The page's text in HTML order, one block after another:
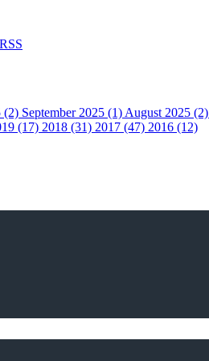
RSS
(2) September 2025 (1) August 2025 (2)
(17) 2018 (31) 2017 (47) 2016 (12)